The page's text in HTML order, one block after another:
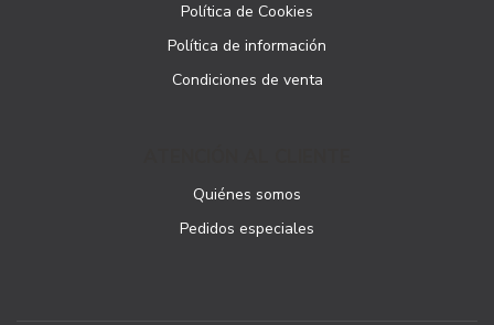
Política de Cookies
Política de información
Condiciones de venta
Quiénes somos
Pedidos especiales